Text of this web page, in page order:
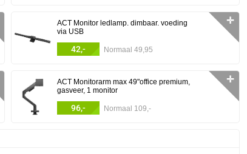
ACT Monitor ledlamp. dimbaar. voeding
via USB
42,- Normaal 49,95
✛
ACT Monitorarm max 49"office premium,
gasveer, 1 monitor
96,- Normaal 109,-
✛